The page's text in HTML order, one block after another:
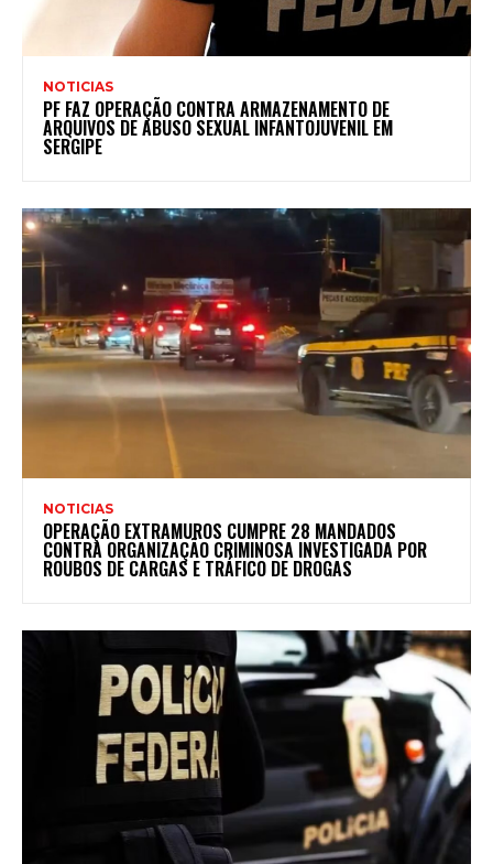
NOTICIAS
PF FAZ OPERAÇÃO CONTRA ARMAZENAMENTO DE
ARQUIVOS DE ABUSO SEXUAL INFANTOJUVENIL EM
SERGIPE
NOTICIAS
OPERAÇÃO EXTRAMUROS CUMPRE 28 MANDADOS
CONTRA ORGANIZAÇÃO CRIMINOSA INVESTIGADA POR
ROUBOS DE CARGAS E TRÁFICO DE DROGAS